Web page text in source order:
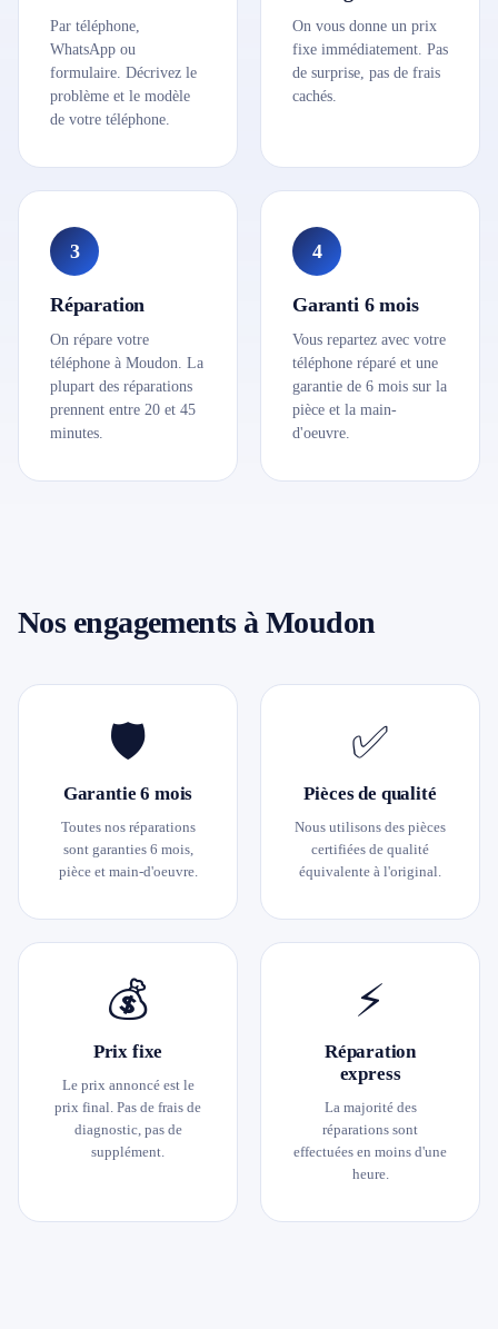
Par téléphone,
WhatsApp ou
formulaire. Décrivez le
problème et le modèle
de votre téléphone.
On vous donne un prix
fixe immédiatement. Pas
de surprise, pas de frais
cachés.
3
Réparation
On répare votre
téléphone à Moudon. La
plupart des réparations
prennent entre 20 et 45
minutes.
4
Garanti 6 mois
Vous repartez avec votre
téléphone réparé et une
garantie de 6 mois sur la
pièce et la main-
d'oeuvre.
Nos engagements à Moudon
🛡
Garantie 6 mois
Toutes nos réparations
sont garanties 6 mois,
pièce et main-d'oeuvre.
✅
Pièces de qualité
Nous utilisons des pièces
certifiées de qualité
équivalente à l'original.
💰
Prix fixe
Le prix annoncé est le
prix final. Pas de frais de
diagnostic, pas de
supplément.
⚡
Réparation
express
La majorité des
réparations sont
effectuées en moins d'une
heure.